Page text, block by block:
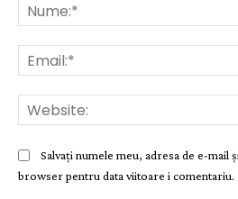
Salvați numele meu, adresa de e-mail
browser pentru data viitoare i comentariu.